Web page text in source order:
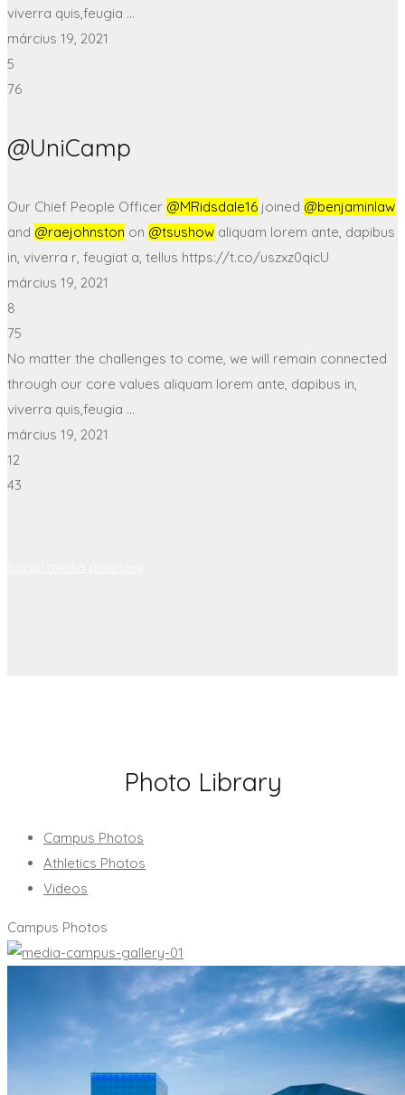
viverra quis,feugia ...
március 19, 2021
5
76
@UniCamp
Our Chief People Officer @MRidsdale16 joined @benjaminlaw
and @raejohnston on @tsushow aliquam lorem ante, dapibus
in, viverra r, feugiat a, tellus https://t.co/uszxz0qicU
március 19, 2021
8
75
No matter the challenges to come, we will remain connected
through our core values aliquam lorem ante, dapibus in,
viverra quis,feugia ...
március 19, 2021
12
43
Photo Library
Campus Photos
Athletics Photos
Videos
Campus Photos